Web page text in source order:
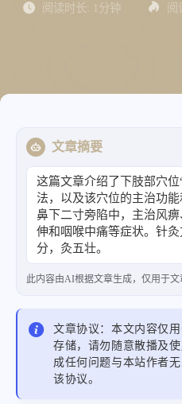
阅读时长: 1分钟 阅
文章摘要
这篇文章介绍了下肢部穴
法，以及该穴位的主治功
鼻下二寸旁陷中，主治风
伸和咽喉中痛等症状。针
分，灸五壮。
此内容由AI根据文章生成，仅用于
文章协议：本文内容仅
存储，请勿随意散播及
成任何问题与本站作者
该协议。